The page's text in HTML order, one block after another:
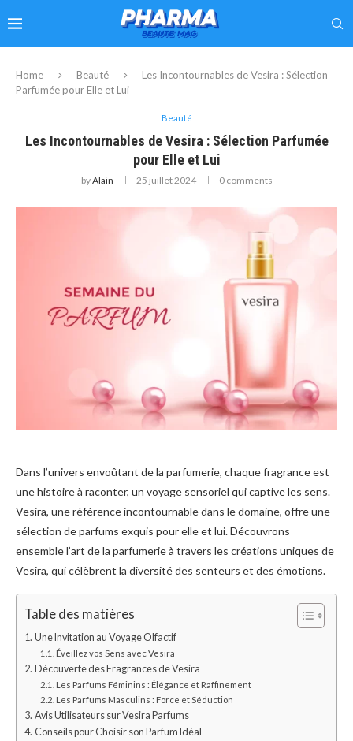
Home Beauté
Les Incontournables de Vesira : Sélection
Parfumée pour Elle et Lui
Beauté
Les Incontournables de Vesira : Sélection Parfumée
pour Elle et Lui
byAlain 25 juillet 2024 0 comments
Dans l’univers envoûtant de la parfumerie, chaque fragrance est
une histoire à raconter, un voyage sensoriel qui captive les sens.
Vesira, une référence incontournable dans le domaine, offre une
sélection de parfums exquis pour elle et lui. Découvrons
ensemble l’art de la parfumerie à travers les créations uniques de
Vesira, qui célèbrent la diversité des senteurs et des émotions.
Table des matières
Une Invitation au Voyage Olfactif
Éveillez vos Sens avec Vesira
Découverte des Fragrances de Vesira
Les Parfums Féminins : Élégance et Raffinement
Les Parfums Masculins : Force et Séduction
Avis Utilisateurs sur Vesira Parfums
Conseils pour Choisir son Parfum Idéal